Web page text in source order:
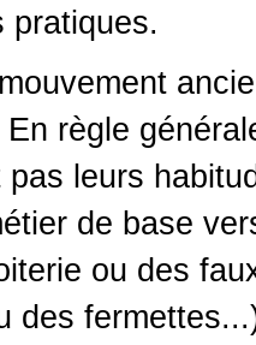
pratiques.
mouvement
règle
pas leurs
de base
ou des
des